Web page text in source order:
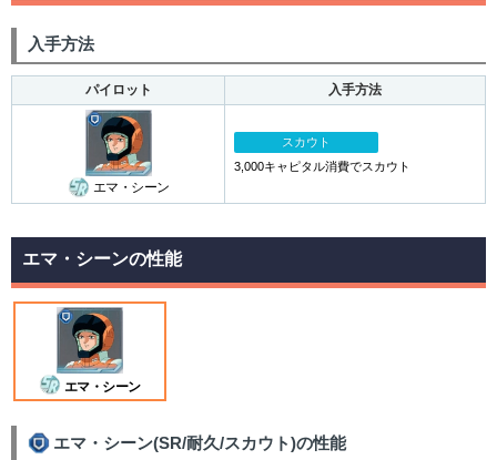
入手方法
パイロット 入手方法
エマ・シーン
スカウト
3,000キャピタル消費でスカウト
エマ・シーンの性能
エマ・シーン
エマ・シーン(SR/耐久/スカウト)の性能